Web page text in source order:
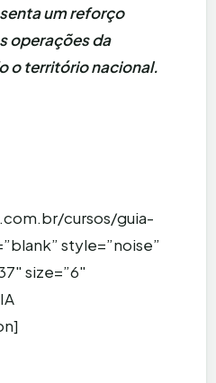
um reforço
operações da
o território nacional.
cursos/guia-
style=”noise”
size=”6″